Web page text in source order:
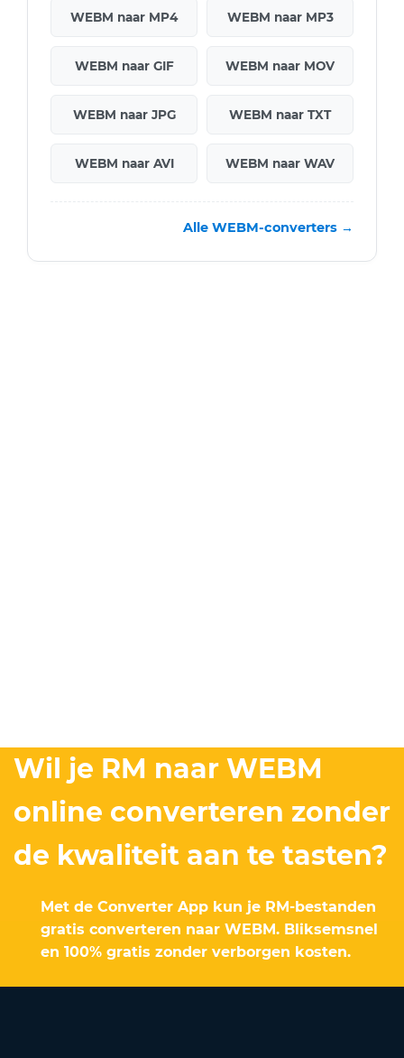
WEBM naar MP4 WEBM naar MP3
WEBM naar GIF WEBM naar MOV
WEBM naar JPG WEBM naar TXT
WEBM naar AVI WEBM naar WAV
Alle WEBM-converters →
Wil je RM naar WEBM
online converteren zonder
de kwaliteit aan te tasten?
Met de Converter App kun je RM-bestanden
gratis converteren naar WEBM. Bliksemsnel
en 100% gratis zonder verborgen kosten.